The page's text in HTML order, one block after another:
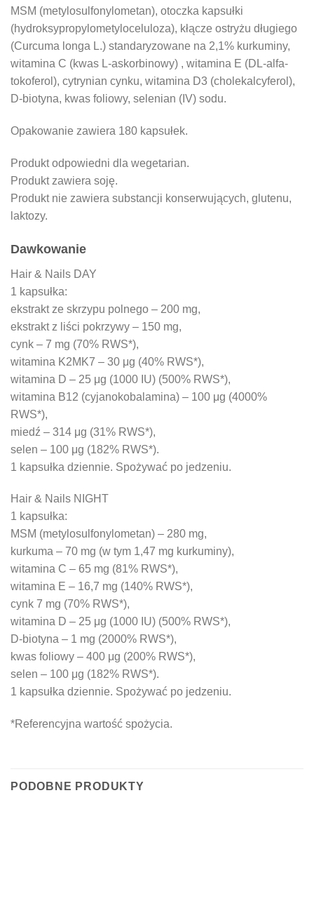
MSM (metylosulfonylometan), otoczka kapsułki
(hydroksypropylometyloceluloza), kłącze ostryżu długiego
(Curcuma longa L.) standaryzowane na 2,1% kurkuminy,
witamina C (kwas L-askorbinowy) , witamina E (DL-alfa-
tokoferol), cytrynian cynku, witamina D3 (cholekalcyferol),
D-biotyna, kwas foliowy, selenian (IV) sodu.
Opakowanie zawiera 180 kapsułek.
Produkt odpowiedni dla wegetarian.
Produkt zawiera soję.
Produkt nie zawiera substancji konserwujących, glutenu,
laktozy.
Dawkowanie
Hair & Nails DAY
1 kapsułka:
ekstrakt ze skrzypu polnego – 200 mg,
ekstrakt z liści pokrzywy – 150 mg,
cynk – 7 mg (70% RWS*),
witamina K2MK7 – 30 μg (40% RWS*),
witamina D – 25 μg (1000 IU) (500% RWS*),
witamina B12 (cyjanokobalamina) – 100 μg (4000%
RWS*),
miedź – 314 μg (31% RWS*),
selen – 100 μg (182% RWS*).
1 kapsułka dziennie. Spożywać po jedzeniu.
Hair & Nails NIGHT
1 kapsułka:
MSM (metylosulfonylometan) – 280 mg,
kurkuma – 70 mg (w tym 1,47 mg kurkuminy),
witamina C – 65 mg (81% RWS*),
witamina E – 16,7 mg (140% RWS*),
cynk 7 mg (70% RWS*),
witamina D – 25 μg (1000 IU) (500% RWS*),
D-biotyna – 1 mg (2000% RWS*),
kwas foliowy – 400 μg (200% RWS*),
selen – 100 μg (182% RWS*).
1 kapsułka dziennie. Spożywać po jedzeniu.
*Referencyjna wartość spożycia.
PODOBNE PRODUKTY